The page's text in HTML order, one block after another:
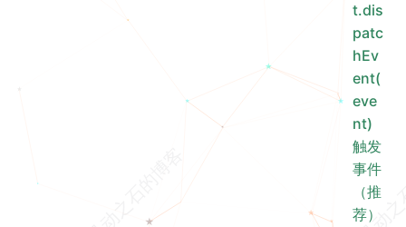
t.dis
patc
hEv
ent(
eve
nt)
触发
事件
（推
荐）